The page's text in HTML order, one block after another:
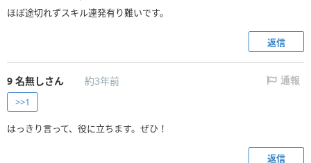
ほぼ途切れずスキル連発有り難いです。
返信
9 名無しさん 約3年前 通報
>>1
はっきり言って、役に立ちます。ぜひ！
返信